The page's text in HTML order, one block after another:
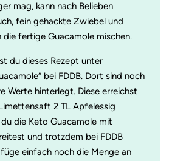
mag, kann nach Belieben
fein gehackte Zwiebel und
die fertige Guacamole mischen.
du dieses Rezept unter
bei FDDB. Dort sind noch
Werte hinterlegt. Diese erreichst
2 TL Apfelessig
die Keto Guacamole mit
und trotzdem bei FDDB
einfach noch die Menge an